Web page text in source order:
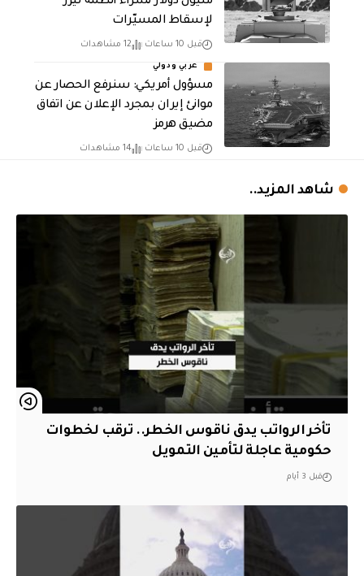
لإسقاط المسيّرات
قبل 10 ساعات 12 مشاهدات
عربي ودولي
مسؤول أمريكي: سنرفع الحصار عن
موانئ إيران بمجرد الإعلان عن اتفاق
مضيق هرمز
قبل 10 ساعات 14 مشاهدات
شاهد المزيد..
تأخر الرواتب يدق ناقوس الخطر.. ترقب لخطوات
حكومية عاجلة لتأمين التمويل
قبل 3 أيام